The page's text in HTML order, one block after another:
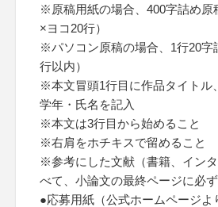
※原稿用紙の場合、400字詰め原
×ヨコ20行）
※パソコン原稿の場合、1行20字
行以内）
※本文冒頭1行目に作品タイトル
学年・氏名を記入
※本文は3行目から始めること
※右肩をホチキスで留めること
※参考にした文献（書籍、イン
べて、小論文の最終ページに必
●応募用紙（公式ホームページよ